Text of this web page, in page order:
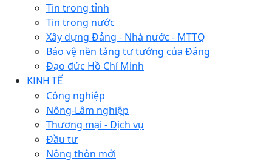
Tin trong tỉnh
Tin trong nước
Xây dựng Đảng - Nhà nước - MTTQ
Bảo vệ nền tảng tư tưởng của Đảng
Đạo đức Hồ Chí Minh
KINH TẾ
Công nghiệp
Nông-Lâm nghiệp
Thương mại - Dịch vụ
Đầu tư
Nông thôn mới